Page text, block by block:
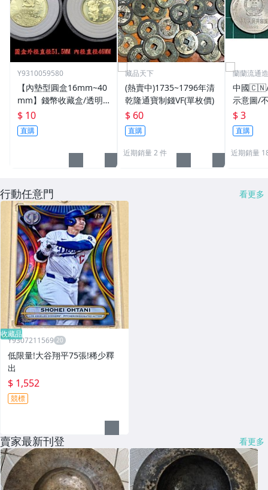
Y9310059580
【內墊型圓盒16mm~40
mm】錢幣收藏盒/透明
圓盒/硬幣盒/錢幣收藏用
品
$ 10
直購
藏品天下
(熱賣中)1735~1796年清
乾隆通寶制錢VF(單枚價)
$ 60
直購
近期銷量 2 件
蘭蘭流通
中國🇨🇳/
示意圖/
機出貨
$ 3
直購
近期銷量
行動任意門 看更多
收藏品
Y9307211569
低限量!大谷翔平75張!稀少釋
出
$ 1,552
競標
賣家最新刊登 看更多